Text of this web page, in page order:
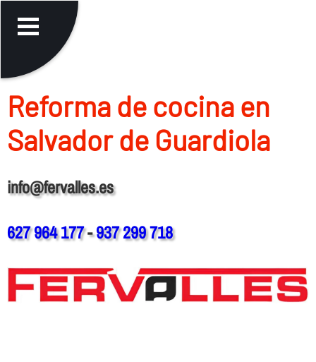
Reforma de cocina en
Salvador de Guardiola
info@fervalles.es
627 964 177-937 299 718